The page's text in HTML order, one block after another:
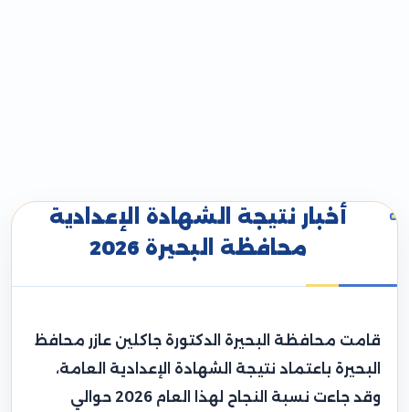
أخبار نتيجة الشهادة الإعدادية
محافظة البحيرة 2026
قامت محافظة البحيرة الدكتورة جاكلين عازر محافظ
البحيرة باعتماد نتيجة الشهادة الإعدادية العامة،
وقد جاءت نسبة النجاح لهذا العام 2026 حوالي